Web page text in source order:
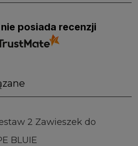
posiada recenzji
2 Zawieszek do
BLUIE